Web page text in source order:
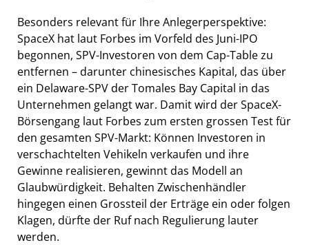
Besonders relevant für Ihre Anlegerperspektive:
SpaceX hat laut Forbes im Vorfeld des Juni-IPO
begonnen, SPV-Investoren von dem Cap-Table zu
entfernen – darunter chinesisches Kapital, das über
ein Delaware-SPV der Tomales Bay Capital in das
Unternehmen gelangt war. Damit wird der SpaceX-
Börsengang laut Forbes zum ersten grossen Test für
den gesamten SPV-Markt: Können Investoren in
verschachtelten Vehikeln verkaufen und ihre
Gewinne realisieren, gewinnt das Modell an
Glaubwürdigkeit. Behalten Zwischenhändler
hingegen einen Grossteil der Erträge ein oder folgen
Klagen, dürfte der Ruf nach Regulierung lauter
werden.